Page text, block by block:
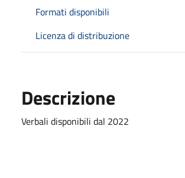
Formati disponibili
Licenza di distribuzione
Descrizione
Verbali disponibili dal 2022